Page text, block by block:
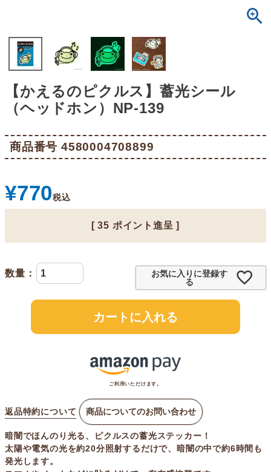
【かえるのピクルス】蓄光シール
（ヘッドホン）NP-139
商品番号 4580004708899
¥770税込
[ 35 ポイント進呈 ]
お気に入りに登録す
る
カートに入れる
ご利用いただけます。
返品特約について 商品についてのお問い合わせ
暗闇でほんのり光る、ピクルスの蓄光ステッカー！
太陽や電気の光を約20分照射するだけで、暗闇の中で約6時間も
発光します。